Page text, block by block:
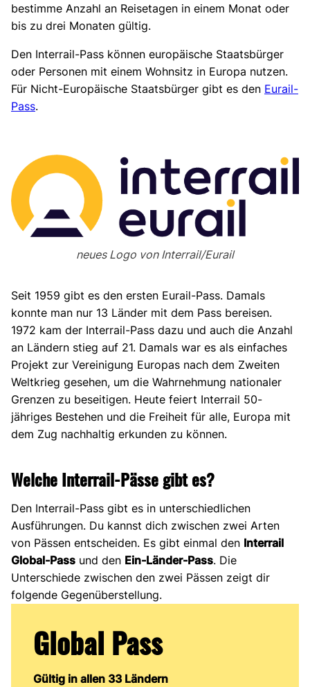
bestimme Anzahl an Reisetagen in einem Monat oder
bis zu drei Monaten gültig.
Den Interrail-Pass können europäische Staatsbürger
oder Personen mit einem Wohnsitz in Europa nutzen.
Für Nicht-Europäische Staatsbürger gibt es den Eurail-
Pass.
neues Logo von Interrail/Eurail
Seit 1959 gibt es den ersten Eurail-Pass. Damals
konnte man nur 13 Länder mit dem Pass bereisen.
1972 kam der Interrail-Pass dazu und auch die Anzahl
an Ländern stieg auf 21. Damals war es als einfaches
Projekt zur Vereinigung Europas nach dem Zweiten
Weltkrieg gesehen, um die Wahrnehmung nationaler
Grenzen zu beseitigen. Heute feiert Interrail 50-
jähriges Bestehen und die Freiheit für alle, Europa mit
dem Zug nachhaltig erkunden zu können.
Welche Interrail-Pässe gibt es?
Den Interrail-Pass gibt es in unterschiedlichen
Ausführungen. Du kannst dich zwischen zwei Arten
von Pässen entscheiden. Es gibt einmal den Interrail
Global-Pass und den Ein-Länder-Pass. Die
Unterschiede zwischen den zwei Pässen zeigt dir
folgende Gegenüberstellung.
Global Pass
Gültig in allen 33 Ländern